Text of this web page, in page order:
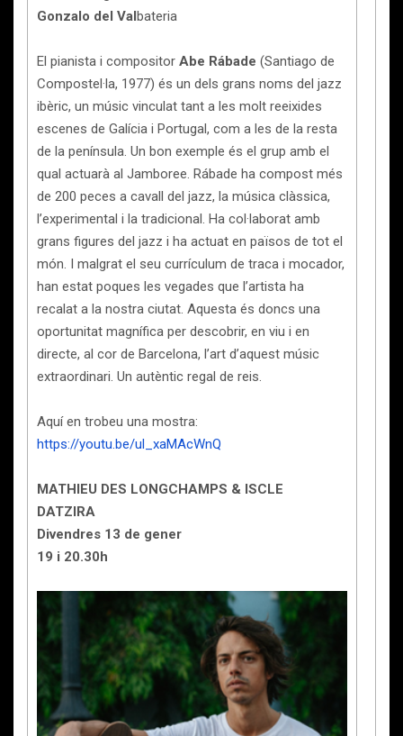
Gonzalo del Valbateria
El pianista i compositor Abe Rábade (Santiago de
Compostel·la, 1977) és un dels grans noms del jazz
ibèric, un músic vinculat tant a les molt reeixides
escenes de Galícia i Portugal, com a les de la resta
de la península. Un bon exemple és el grup amb el
qual actuarà al Jamboree. Rábade ha compost més
de 200 peces a cavall del jazz, la música clàssica,
l’experimental i la tradicional. Ha col·laborat amb
grans figures del jazz i ha actuat en països de tot el
món. I malgrat el seu currículum de traca i mocador,
han estat poques les vegades que l’artista ha
recalat a la nostra ciutat. Aquesta és doncs una
oportunitat magnífica per descobrir, en viu i en
directe, al cor de Barcelona, l’art d’aquest músic
extraordinari. Un autèntic regal de reis.
Aquí en trobeu una mostra:
https://youtu.be/ul_xaMAcWnQ
MATHIEU DES LONGCHAMPS & ISCLE
DATZIRA
Divendres 13 de gener
19 i 20.30h